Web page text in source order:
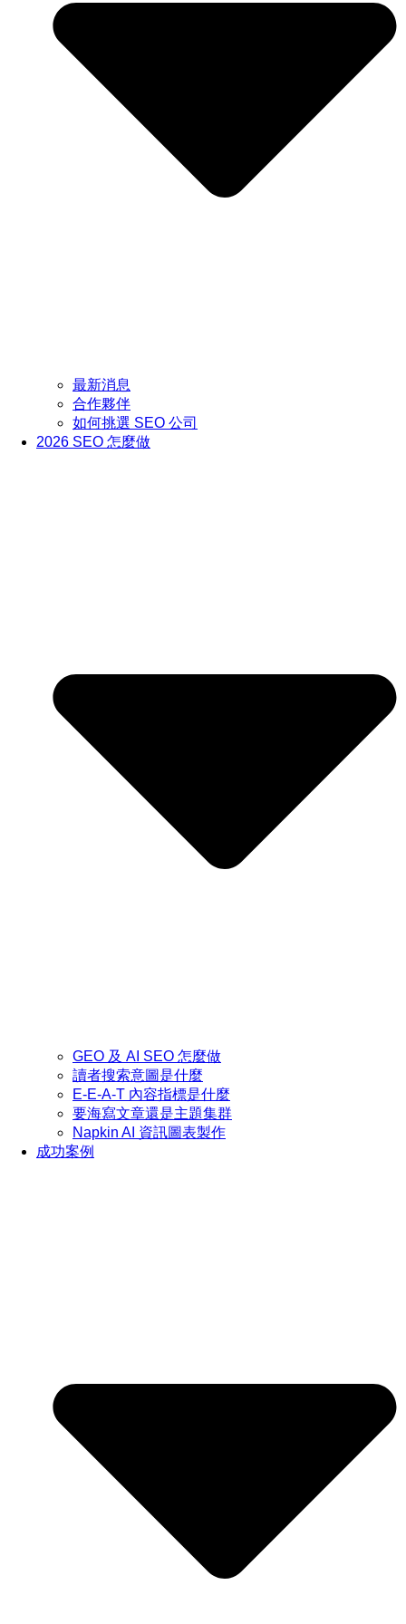
最新消息
合作夥伴
如何挑選 SEO 公司
2026 SEO 怎麼做
GEO 及 AI SEO 怎麼做
讀者搜索意圖是什麼
E-E-A-T 內容指標是什麼
要海寫文章還是主題集群
Napkin AI 資訊圖表製作
成功案例